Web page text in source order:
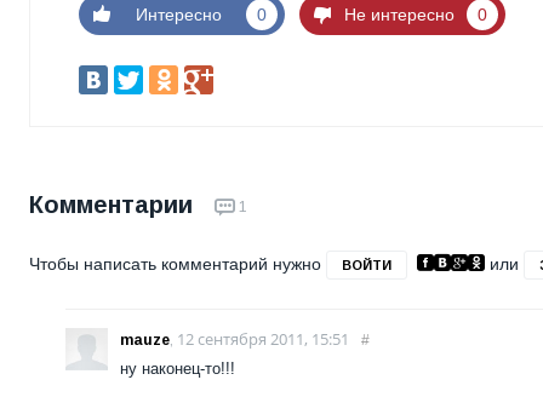
Интересно 0 Не интересно 0
Комментарии 1
Чтобы написать комментарий нужно ВОЙТИ или
mauze, 12 сентября 2011, 15:51 #
ну наконец-то!!!